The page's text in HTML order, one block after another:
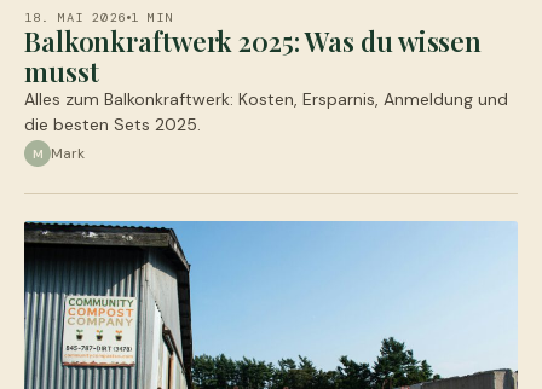
18. MAI 2026 1 MIN
Balkonkraftwerk 2025: Was du wissen
musst
Alles zum Balkonkraftwerk: Kosten, Ersparnis, Anmeldung und
die besten Sets 2025.
M Mark